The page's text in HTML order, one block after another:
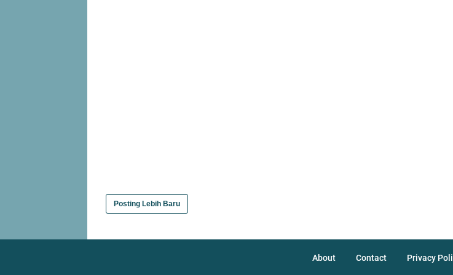
Posting Lebih Baru
About Contact Privacy